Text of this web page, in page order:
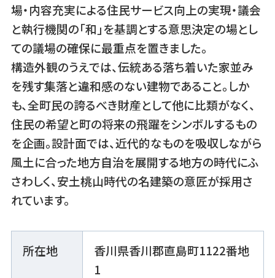
場・内容充実による住民サービス向上の実現・議会
と執行機関の「和」を基調とする意思決定の場とし
ての議場の確保に最重点を置きました。
構造外観のうえでは、伝統ある落ち着いた家並み
を残す集落と違和感のない建物であること。しか
も、全町民の誇るべき財産として他に比類がなく、
住民の希望と町の将来の飛躍をシンボルするもの
を企画。設計面では、近代的なものを吸収しながら
風土に合った地方自治を展開する地方の時代にふ
さわしく、安土桃山時代の名建築の意匠が採用さ
れています。
所在地
香川県香川郡直島町1122番地
1